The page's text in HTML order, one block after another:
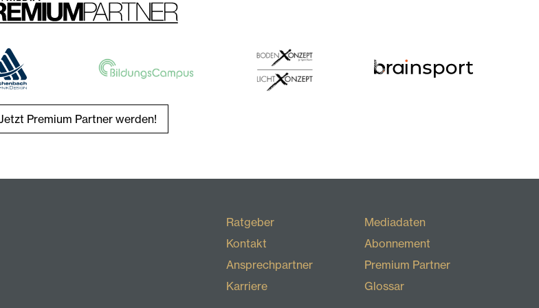
Premium Partner werden!
Ratgeber
Kontakt
Ansprechpartner
Karriere
Mediadaten
Abonnement
Premium Partner
Glossar